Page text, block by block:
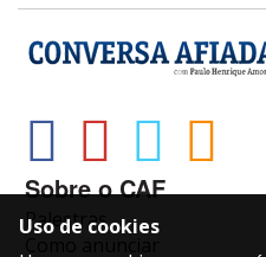
Sobre o CAF
Palestras
Uso de cookies